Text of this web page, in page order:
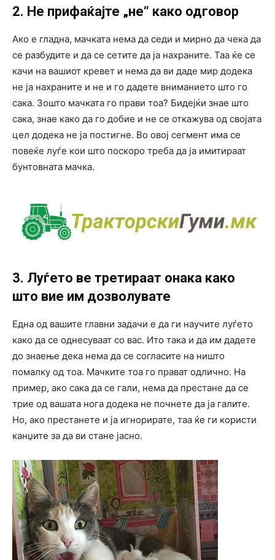
2. Не прифаќајте „не“ како одговор
Ако е гладна, мачката нема да седи и мирно да чека да
се разбудите и да се сетите да ја нахраните. Таа ќе се
качи на вашиот кревет и нема да ви даде мир додека
не ја нахраните и не и го дадете вниманието што го
сака. Зошто мачката го прави тоа? Бидејќи знае што
сака, знае како да го добие и не се откажува од својата
цел додека не ја постигне. Во овој сегмент има се
повеќе луѓе кои што поскоро треба да ја имитираат
бунтовната мачка.
3. Луѓето ве третираат онака како
што вие им дозволувате
Една од вашите главни задачи е да ги научите луѓето
како да се однесуваат со вас. Ито така и да им дадете
до знаење дека нема да се согласите на ништо
помалку од тоа. Мачките тоа го прават одлично. На
пример, ако сака да се гали, нема да престане да се
трие од вашата нога додека не почнете да ја галите.
Но, ако престанете и ја игнорирате, таа ќе ги користи
канџите за да ви стане јасно.